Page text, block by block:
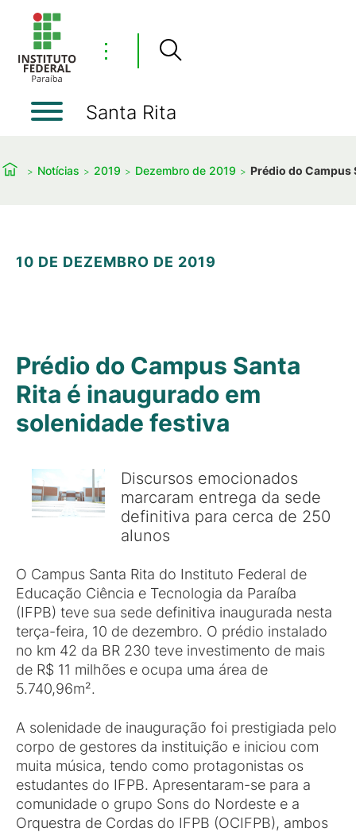
⋮
Santa Rita
Notícias 2019 Dezembro de 2019 Prédio do Campus
10 DE DEZEMBRO DE 2019
Prédio do Campus Santa
Rita é inaugurado em
solenidade festiva
Discursos emocionados
marcaram entrega da sede
definitiva para cerca de 250
alunos
O Campus Santa Rita do Instituto Federal de
Educação Ciência e Tecnologia da Paraíba
(IFPB) teve sua sede definitiva inaugurada nesta
terça-feira, 10 de dezembro. O prédio instalado
no km 42 da BR 230 teve investimento de mais
de R$ 11 milhões e ocupa uma área de
5.740,96m².
A solenidade de inauguração foi prestigiada pelo
corpo de gestores da instituição e iniciou com
muita música, tendo como protagonistas os
estudantes do IFPB. Apresentaram-se para a
comunidade o grupo Sons do Nordeste e a
Orquestra de Cordas do IFPB (OCIFPB), ambos